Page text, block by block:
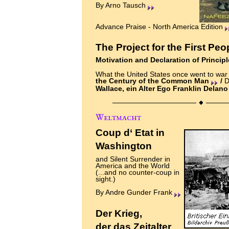
By Arno Tausch
Advance Praise - North America Edition
The Project for the First
Motivation and Declaration of
What the United States once went to war
the Century of the Common Man
/
Wallace, ein Alter Ego Franklin
Coup d‘ Etat in
Washington
and Silent Surrender in
America and the World
(...and no counter-coup in
sight.)
By Andre Gunder Frank
Der Krieg,
der das Zeitalter